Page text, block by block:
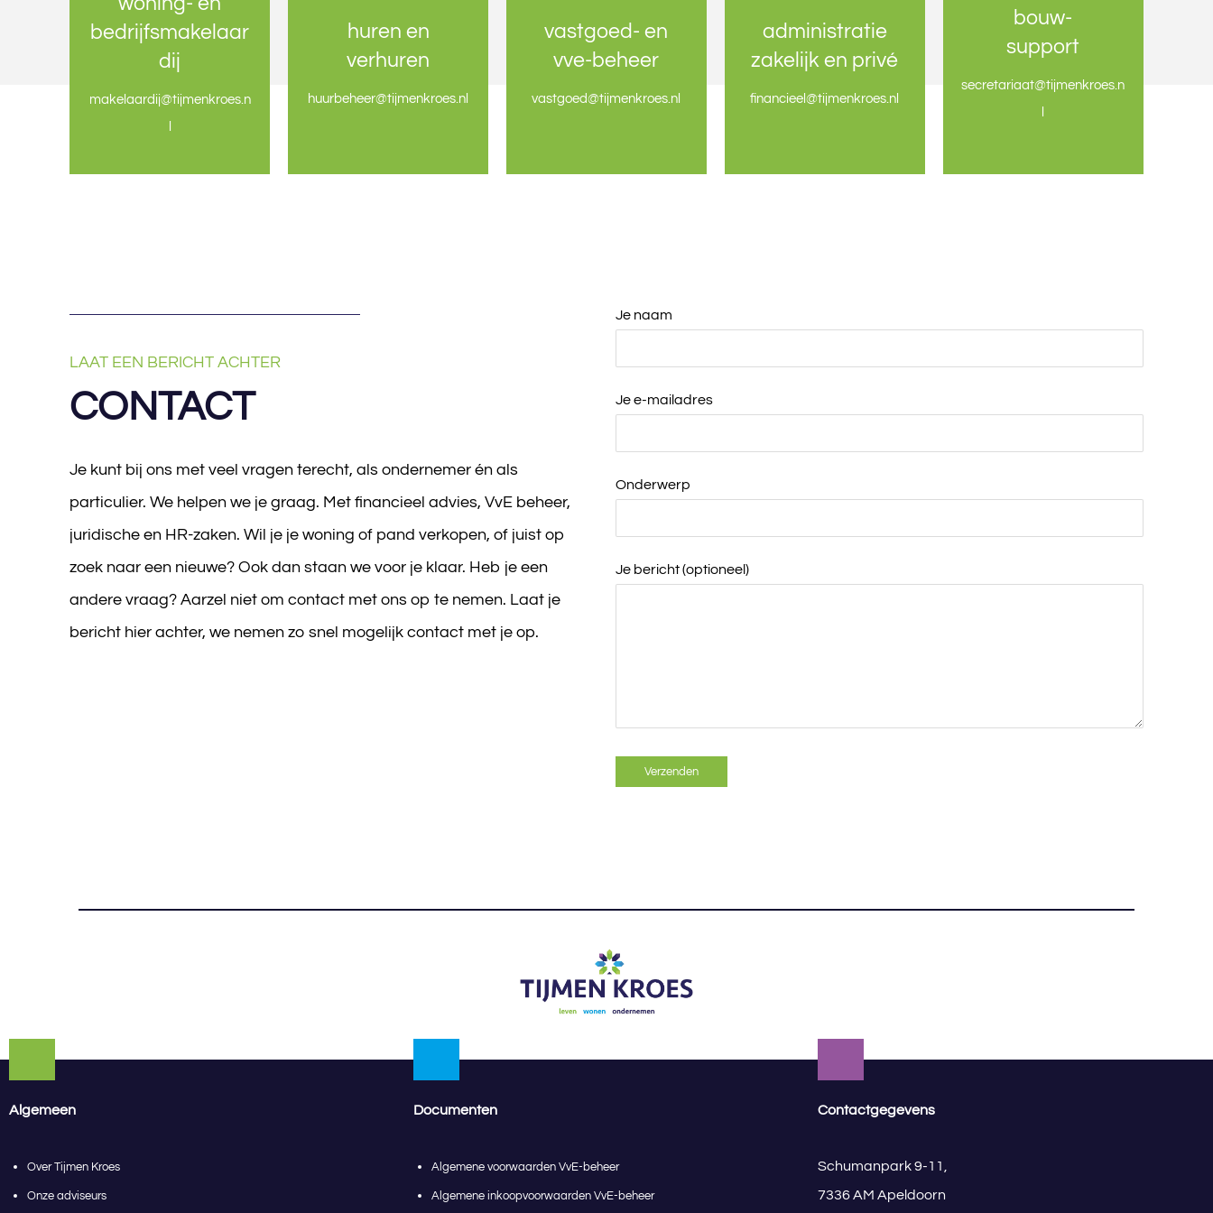
bedrijfsmakelaar
dij
makelaardij@tijmenkroes.n
bedrijfsmakelaar
dij
makelaardij@tijmenkroes.n
huren en
verhuren
huurbeheer@tijmenkroes.nl
huren en
verhuren
huurbeheer@tijmenkroes.nl
vastgoed- en
vve-beheer
vastgoed@tijmenkroes.nl
vastgoed- en
vve-beheer
vastgoed@tijmenkroes.nl
administratie
zakelijk en privé
financieel@tijmenkroes.nl
administratie
zakelijk en privé
financieel@tijmenkroes.nl
bouw-
support
secretariaat@tijmenkroes.n
bouw-
support
secretariaat@tijmenkroes.n
LAAT EEN BERICHT ACHTER
CONTACT
Je kunt bij ons met veel vragen terecht, als ondernemer én als
particulier. We helpen we je graag. Met financieel advies, VvE beheer,
juridische en HR-zaken. Wil je je woning of pand verkopen, of juist op
zoek naar een nieuwe? Ook dan staan we voor je klaar. Heb je een
andere vraag? Aarzel niet om contact met ons op te nemen. Laat je
bericht hier achter, we nemen zo snel mogelijk contact met je op.
Je naam
Je e-mailadres
Onderwerp
Je bericht (optioneel)
Algemeen
Over Tijmen Kroes
Onze adviseurs
Documenten
Algemene voorwaarden VvE-beheer
Algemene inkoopvoorwaarden VvE-beheer
Contactgegevens
Schumanpark 9-11,
7336 AM Apeldoorn